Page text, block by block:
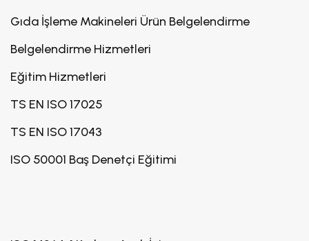
Gıda İşleme Makineleri Ürün Belgelendirme
Belgelendirme Hizmetleri
Eğitim Hizmetleri
TS EN ISO 17025
TS EN ISO 17043
ISO 50001 Baş Denetçi Eğitimi